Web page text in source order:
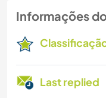
Informações
Last replied